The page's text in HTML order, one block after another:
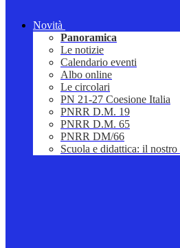
Novità
Panoramica
Le notizie
Calendario eventi
Albo online
Le circolari
PN 21-27 Coesione Italia
PNRR D.M. 19
PNRR D.M. 65
PNRR DM/66
Scuola e didattica: il nostro